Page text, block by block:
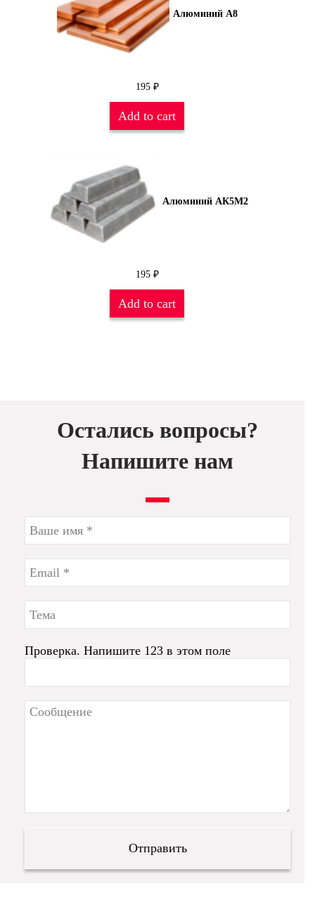
Алюминий А8
195 ₽
Add to cart
Алюминий АК5М2
195 ₽
Add to cart
Остались вопросы?
Напишите нам
Проверка. Напишите 123 в этом поле